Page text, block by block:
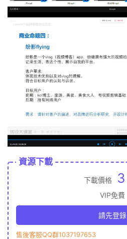
資源下載
下載價格 3
VIP免費
請先登錄
售後客服QQ群1037197653